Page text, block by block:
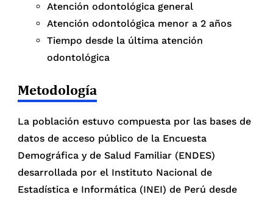
Atención odontológica general
Atención odontológica menor a 2 años
Tiempo desde la última atención
odontológica
Metodología
La población estuvo compuesta por las bases de
datos de acceso público de la Encuesta
Demográfica y de Salud Familiar (ENDES)
desarrollada por el Instituto Nacional de
Estadística e Informática (INEI) de Perú desde